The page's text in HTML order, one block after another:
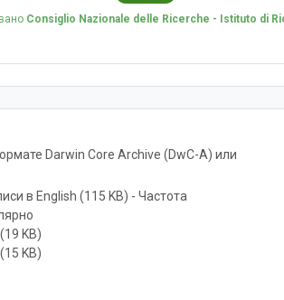
Consiglio Nazionale delle Ricerche - Istituto di
Darwin Core Archive (DwC-A) или
в English (115 KB) - Частота
KB)
KB)